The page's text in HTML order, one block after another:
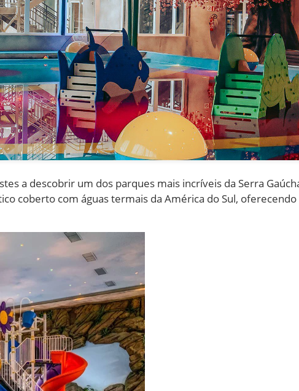
a descobrir um dos parques mais incríveis da Serra
coberto com águas termais da América do Sul,